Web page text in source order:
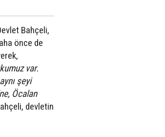
Bahçeli,
önce de
var.
şeyi
Öcalan
devletin